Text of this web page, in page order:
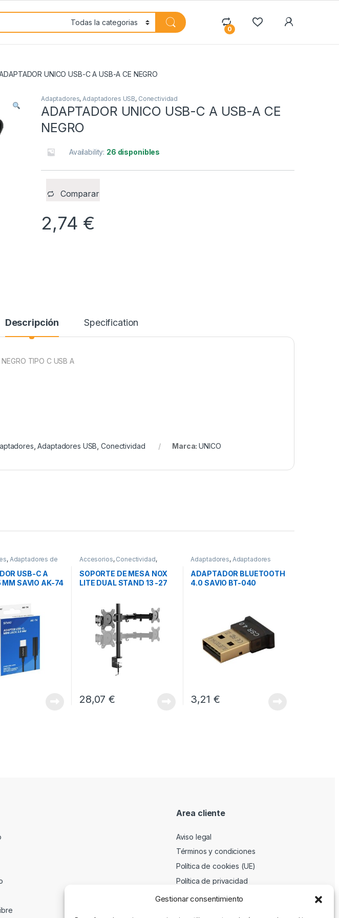
Gestionar consentimiento
0
UNICO USB-C A USB-A CE NEGRO
Adaptadores,Adaptadores USB, Conectividad
ADAPTADOR UNICO USB-C A USB-A CE
NEGRO
Availability: 26 disponibles
Comparar
2,74 €
Descripción Specification
TIPO C USB A
,Adaptadores USB ,Conectividad Marca:UNICO
, Adaptadores de
USB-C A
MM SAVIO AK-74
Accesorios, Conectividad,
SOPORTE DE MESA NOX
LITE DUAL STAND 13 -27
28,07€
Adaptadores, Adaptadores
Bluetooth
Conectividad
ADAPTADOR BLUETOOTH
4.0 SAVIO BT-040
3,21 €
Area cliente
Aviso legal
Términos y condiciones
Política de cookies (UE)
Política de privacidad